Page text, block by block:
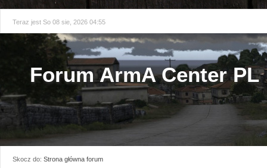
Teraz jest So 08 sie, 2026 04:55
Forum ArmA Center PL
Skocz do: Strona główna forum